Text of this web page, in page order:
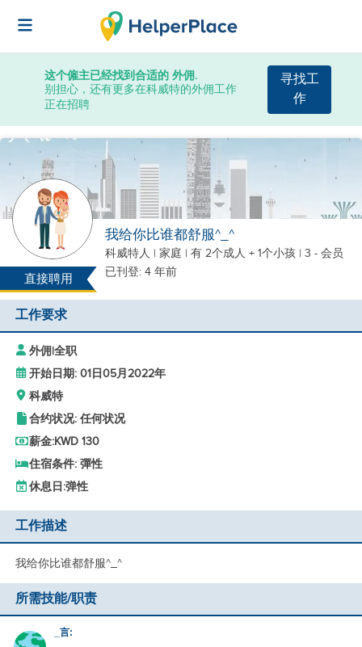
这个僱主已经找到合适的 外佣.
别担心，还有更多在科威特的外佣工作
正在招聘
寻找工
作
直接聘用
我给你比谁都舒服^_^
科威特人 | 家庭 | 有 2个成人 + 1个小孩 | 3 - 会员
已刊登: 4 年前
工作要求
外佣|全职
开始日期: 01日05月2022年
科威特
合约状况: 任何状况
薪金:KWD 130
住宿条件: 彈性
休息日:弹性
工作描述
我给你比谁都舒服^_^
所需技能/职责
_言: